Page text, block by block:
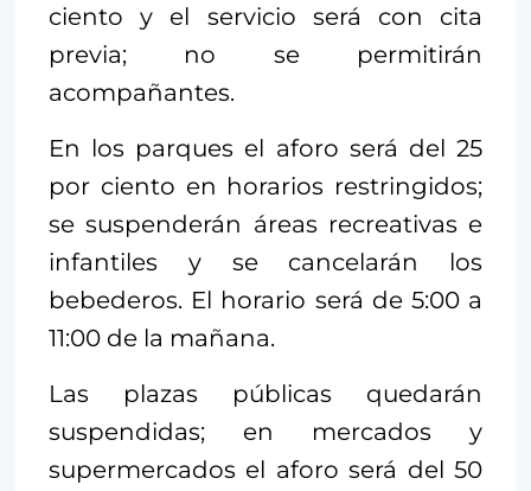
ciento y el servicio será con cita
previa; no se permitirán
acompañantes.
En los parques el aforo será del 25
por ciento en horarios restringidos;
se suspenderán áreas recreativas e
infantiles y se cancelarán los
bebederos. El horario será de 5:00 a
11:00 de la mañana.
Las plazas públicas quedarán
suspendidas; en mercados y
supermercados el aforo será del 50